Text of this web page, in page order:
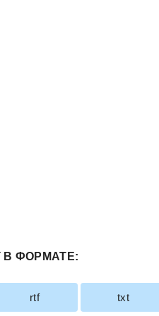
В ФОРМАТЕ:
rtf txt